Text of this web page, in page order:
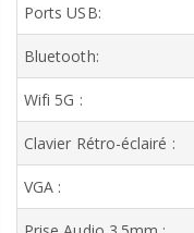
Ports USB:
Bluetooth:
Wifi 5G :
Clavier Rétro-éclairé :
VGA :